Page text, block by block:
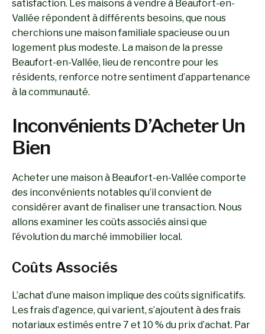
satisfaction. Les maisons à vendre à Beaufort-en-
Vallée répondent à différents besoins, que nous
cherchions une maison familiale spacieuse ou un
logement plus modeste. La maison de la presse
Beaufort-en-Vallée, lieu de rencontre pour les
résidents, renforce notre sentiment d’appartenance
à la communauté.
Inconvénients D’Acheter Un
Bien
Acheter une maison à Beaufort-en-Vallée comporte
des inconvénients notables qu’il convient de
considérer avant de finaliser une transaction. Nous
allons examiner les coûts associés ainsi que
l’évolution du marché immobilier local.
Coûts Associés
L’achat d’une maison implique des coûts significatifs.
Les frais d’agence, qui varient, s’ajoutent à des frais
notariaux estimés entre 7 et 10 % du prix d’achat. Par